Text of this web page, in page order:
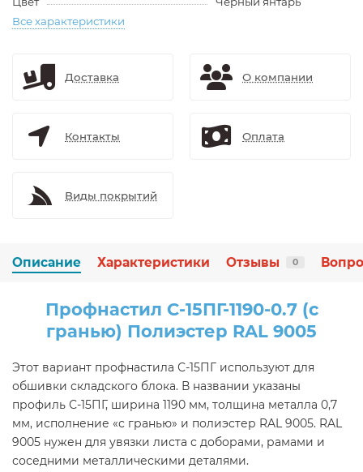
Все характеристики
Доставка О компании
Контакты Оплата
Виды покрытий
Описание Характеристики Отзывы 0
Профнастил С-15ПГ-1190-0.7 (с
гранью) Полиэстер RAL 9005
Этот вариант профнастила С-15ПГ используют для
обшивки складского блока. В названии указаны
профиль С-15ПГ, ширина 1190 мм, толщина металла 0,7
мм, исполнение «с гранью» и полиэстер RAL 9005. RAL
9005 нужен для увязки листа с доборами, рамами и
соседними металлическими деталями.